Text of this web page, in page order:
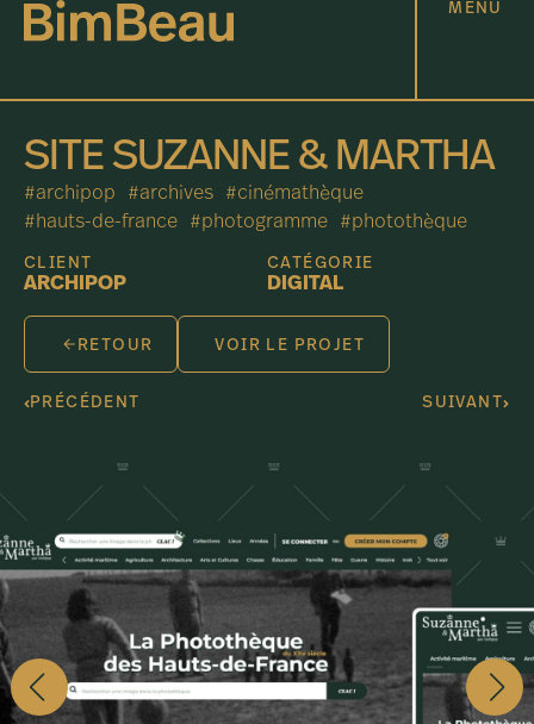
MENU
SITE SUZANNE & MARTHA
#archipop #archives
#cinémathèque
#hauts-de-france
#photogramme #photothèque
CLIENT
ARCHIPOP
CATÉGORIE
DIGITAL
RETOUR VOIR LE PROJET
PRÉCÉDENT SUIVANT